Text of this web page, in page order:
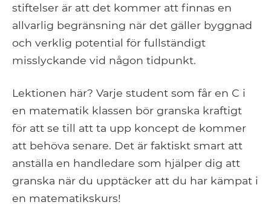
stiftelser är att det kommer att finnas en
allvarlig begränsning när det gäller byggnad
och verklig potential för fullständigt
misslyckande vid någon tidpunkt.
Lektionen här? Varje student som får en C i
en matematik klassen bör granska kraftigt
för att se till att ta upp koncept de kommer
att behöva senare. Det är faktiskt smart att
anställa en handledare som hjälper dig att
granska när du upptäcker att du har kämpat i
en matematikskurs!